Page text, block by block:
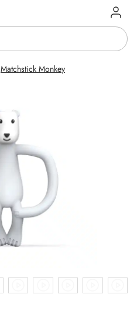
Log in
Matchstick Monkey